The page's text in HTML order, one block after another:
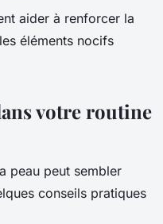
aider à renforcer la
éléments nocifs
votre routine
peau peut sembler
conseils pratiques